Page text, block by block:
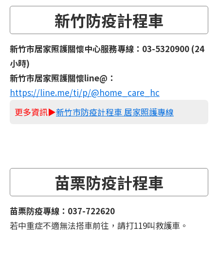
新竹防疫計程車
新竹市居家照護關懷中心服務專線：03-5320900 (24
小時)
新竹市居家照護關懷line@：
https://line.me/ti/p/@home_care_hc
更多資訊▶新竹市防疫計程車 居家照護專線
苗栗防疫計程車
苗栗防疫專線：037-722620
若中重症不適無法搭車前往，請打119叫救護車。